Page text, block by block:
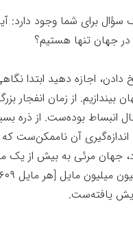
سؤال برای شما وجود دارد:
جهان تنها هستیم؟
دادن، اجازه دهید ابتدا
بیندازیم. از زمان انفجار
انبساط بوده‌ست. از ذره
آن ناممکن‌ست که
جهان مرئی به بیش از یک
یافته‌ست.